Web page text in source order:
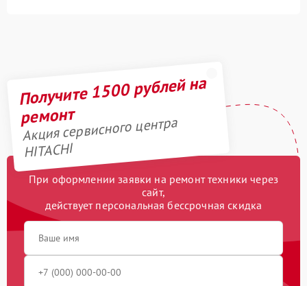
Получите 1500 рублей на
ремонт
Акция сервисного центра
HITACHI
При оформлении заявки на ремонт техники через
сайт,
действует персональная бессрочная скидка